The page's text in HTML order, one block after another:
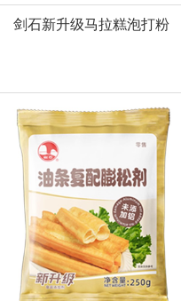
剑石新升级马拉糕泡打粉